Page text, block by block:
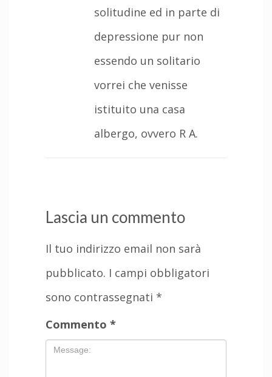
solitudine ed in parte di
depressione pur non
essendo un solitario
vorrei che venisse
istituito una casa
albergo, ovvero R A.
Lascia un commento
Il tuo indirizzo email non sarà
pubblicato. I campi obbligatori
sono contrassegnati *
Commento *